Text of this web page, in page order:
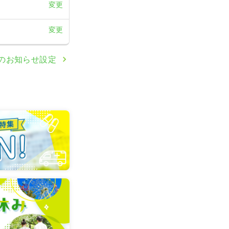
変更
変更
お知らせ設定